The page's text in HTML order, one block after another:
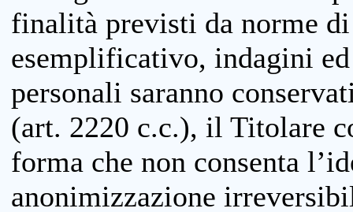
finalità previsti da norme
esemplificativo, indagini
personali saranno
(art. 2220 c.c.), il Titolare
forma che non consenta
anonimizzazione